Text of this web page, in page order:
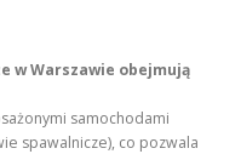
w Warszawie obejmują
samochodami
spawalnicze), co pozwala